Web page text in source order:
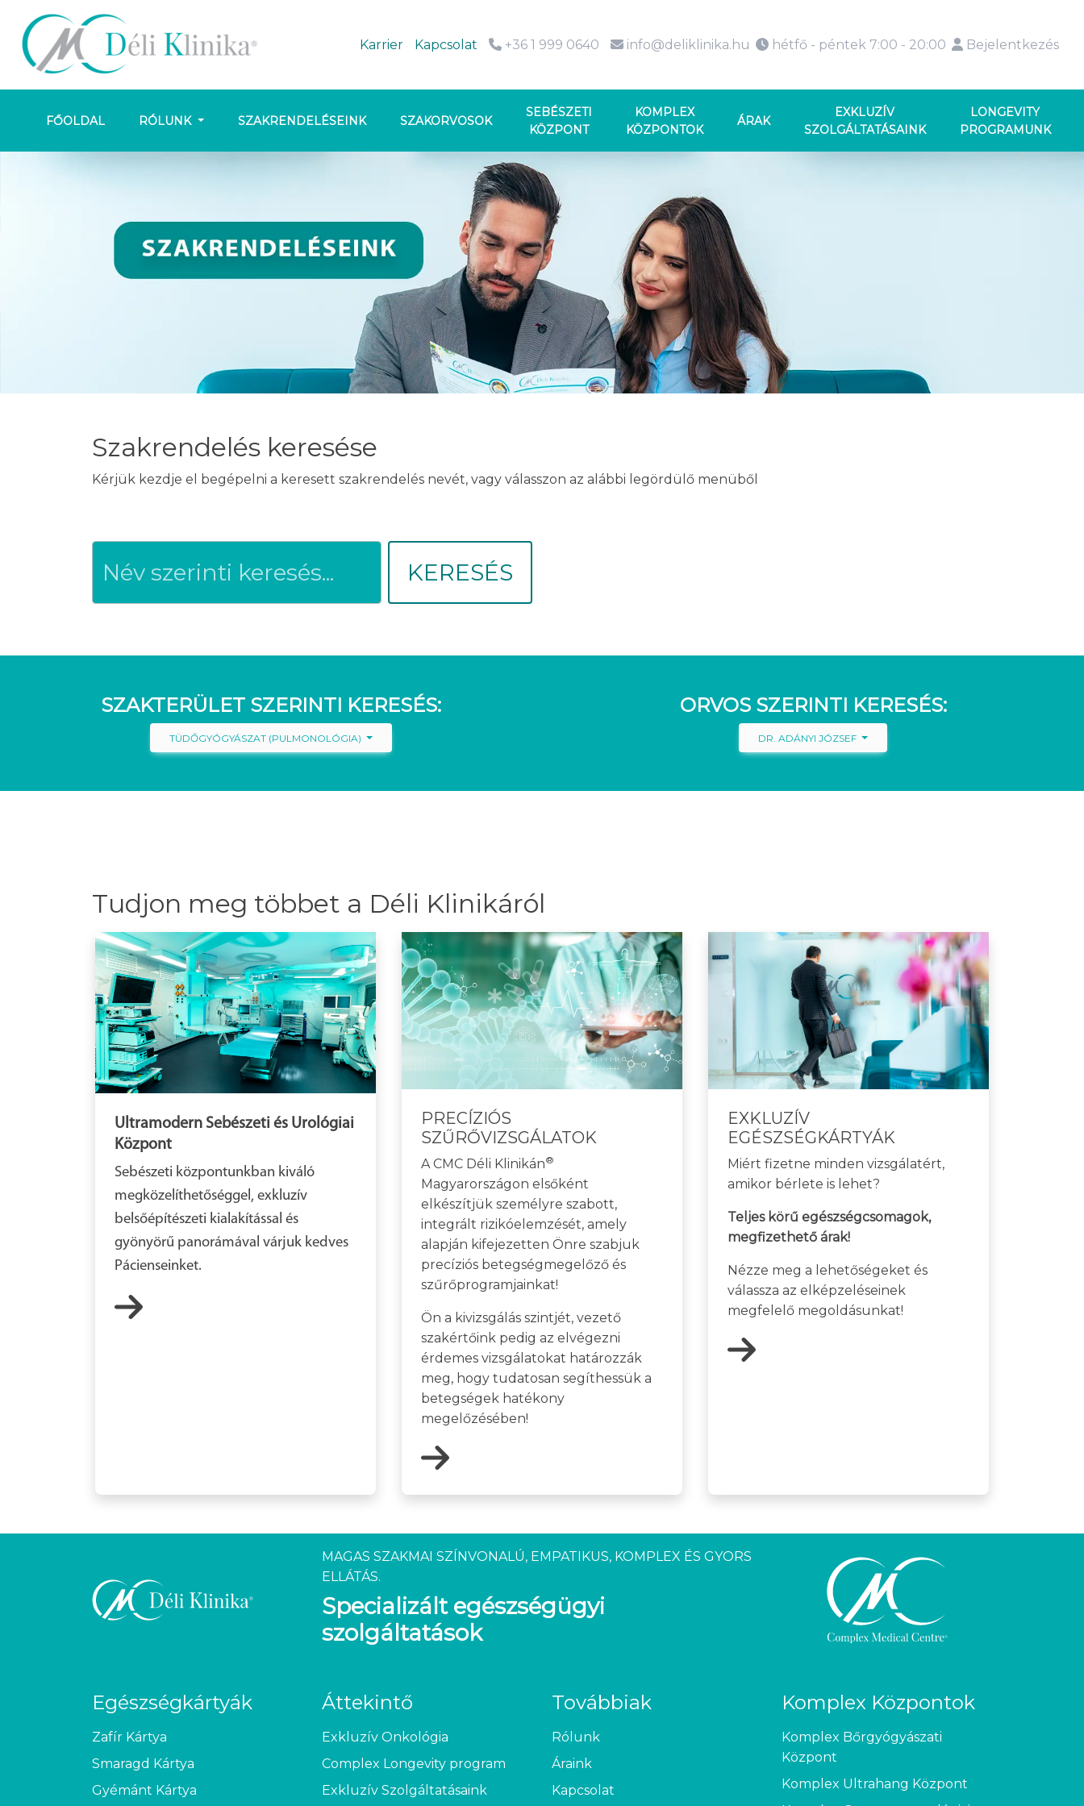
Karrier Kapcsolat +36 1 999 0640 info@deliklinika.hu hétfő - péntek 7:00 - 20:00 Bejelentkezés
FŐOLDAL RÓLUNK SZAKRENDELÉSEINK SZAKORVOSOK
SEBÉSZETI
KÖZPONT
KOMPLEX
KÖZPONTOK
ÁRAK
EXKLUZÍV
SZOLGÁLTATÁSAINK
LONGEVITY
PROGRAMUNK
Szakrendelés keresése
Kérjük kezdje el begépelni a keresett szakrendelés nevét, vagy válasszon az alábbi legördülő menüből
KERESÉS
SZAKTERÜLET SZERINTI KERESÉS:
TÜDŐGYÓGYÁSZAT (PULMONOLÓGIA)
ORVOS SZERINTI KERESÉS:
DR. ADÁNYI JÓZSEF
Tudjon meg többet a Déli Klinikáról
Ultramodern Sebészeti és Urológiai
Központ
Sebészeti központunkban kiváló
megközelíthetőséggel, exkluzív
belsőépítészeti kialakítással és
gyönyörű panorámával várjuk kedves
Pácienseinket.
PRECÍZIÓS
SZŰRŐVIZSGÁLATOK
A CMC Déli Klinikán®
Magyarországon elsőként
elkészítjük személyre szabott,
integrált rizikóelemzését, amely
alapján kifejezetten Önre szabjuk
precíziós betegségmegelőző és
szűrőprogramjainkat!
Ön a kivizsgálás szintjét, vezető
szakértőink pedig az elvégezni
érdemes vizsgálatokat határozzák
meg, hogy tudatosan segíthessük a
betegségek hatékony
megelőzésében!
EXKLUZÍV
EGÉSZSÉGKÁRTYÁK
Miért fizetne minden vizsgálatért,
amikor bérlete is lehet?
Teljes körű egészségcsomagok,
megfizethető árak!
Nézze meg a lehetőségeket és
válassza az elképzeléseinek
megfelelő megoldásunkat!
MAGAS SZAKMAI SZÍNVONALÚ, EMPATIKUS, KOMPLEX ÉS GYORS
ELLÁTÁS.
Specializált egészségügyi
szolgáltatások
Egészségkártyák
Zafír Kártya
Smaragd Kártya
Gyémánt Kártya
Áttekintő
Exkluzív Onkológia
Complex Longevity program
Exkluzív Szolgáltatásaink
Továbbiak
Rólunk
Áraink
Kapcsolat
Komplex Központok
Komplex Bőrgyógyászati
Központ
Komplex Ultrahang Központ